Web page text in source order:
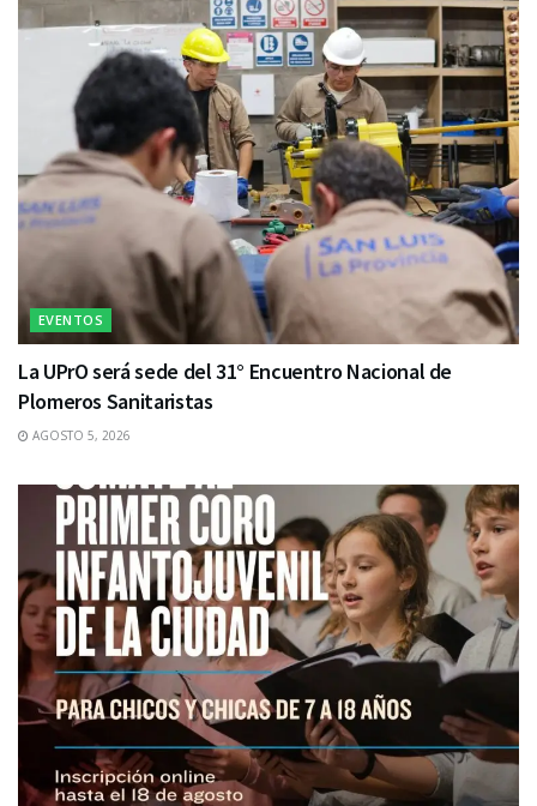
EVENTOS
La UPrO será sede del 31° Encuentro Nacional de
Plomeros Sanitaristas
AGOSTO 5, 2026